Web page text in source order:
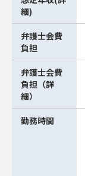
細)
弁護士会費
負担
弁護士会費
負担（詳
細）
勤務時間